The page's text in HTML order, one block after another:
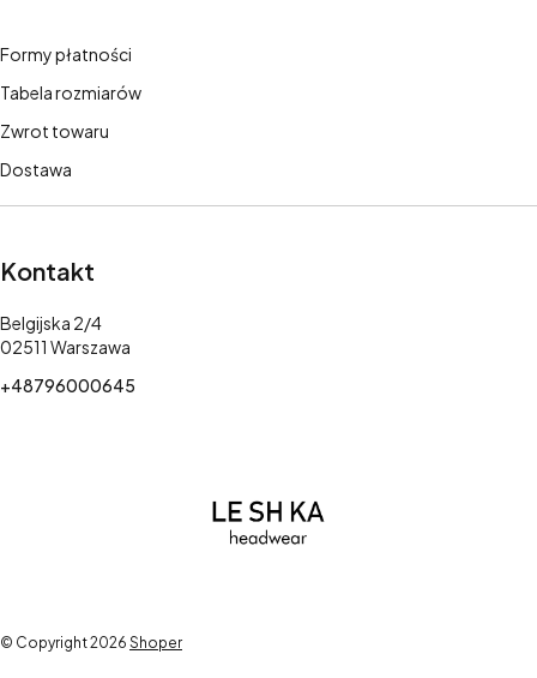
Formy płatności
Tabela rozmiarów
Zwrot towaru
Dostawa
Kontakt
Adres:
Belgijska 2/4
02511 Warszawa
+48796000645
© Copyright 2026 Shoper